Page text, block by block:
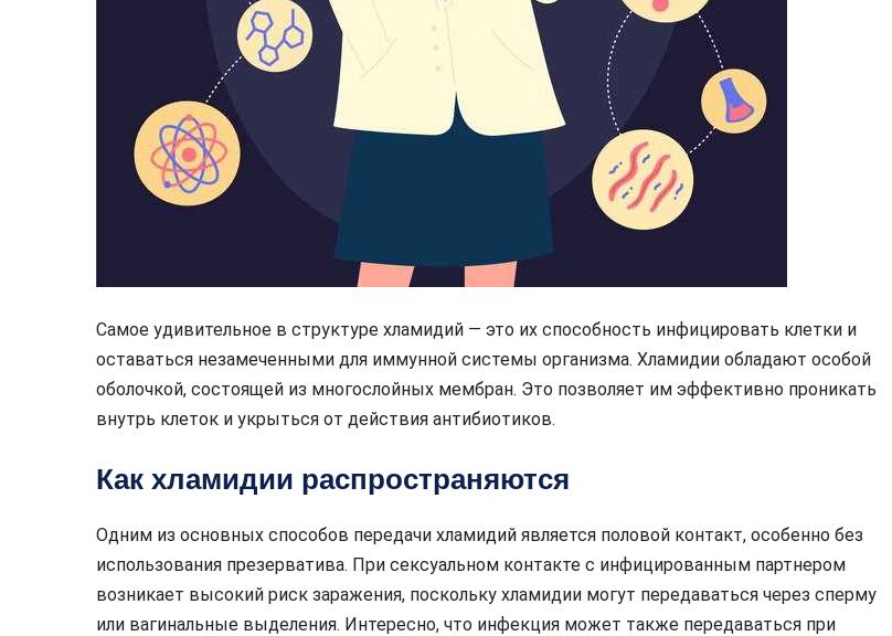
Самое удивительное в структуре хламидий — это их способность инфицировать клетки и
оставаться незамеченными для иммунной системы организма. Хламидии обладают особой
оболочкой, состоящей из многослойных мембран. Это позволяет им эффективно проникать
внутрь клеток и укрыться от действия антибиотиков.
Как хламидии распространяются
Одним из основных способов передачи хламидий является половой контакт, особенно без
использования презерватива. При сексуальном контакте с инфицированным партнером
возникает высокий риск заражения, поскольку хламидии могут передаваться через сперму
или вагинальные выделения. Интересно, что инфекция может также передаваться при